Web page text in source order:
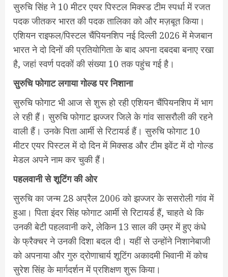
सुरुचि सिंह ने 10 मीटर एयर पिस्टल मिक्स्ड टीम स्पर्धा में रजत
पदक जीतकर भारत की पदक तालिका को और मज़बूत किया।
एशियन राइफल/पिस्टल चैंपियनशिप नई दिल्ली 2026 में मेजबान
भारत ने दो दिनों की प्रतियोगिता के बाद अपना दबदबा बनाए रखा
है, जहां स्वर्ण पदकों की संख्या 10 तक पहुंच गई है।
सुरुचि फोगाट लगाया गोल्ड पर निशाना
सुरुचि फोगाट भी आज से शुरू हो रही एशियन चैंपियनशिप में भाग
ले रही हैं। सुरुचि फोगाट झज्जर जिले के गांव सासरौली की रहने
वाली हैं। उनके पिता आर्मी से रिटायर्ड हैं। सुरुचि फोगाट 10
मीटर एयर पिस्टल में दो दिन में मिक्सड और टीम इवेंट में दो गोल्ड
मेडल अपने नाम कर चुकी हैं।
पहलवानी से शूटिंग की ओर
सुरुचि का जन्म 28 अप्रैल 2006 को झज्जर के ससरोली गांव में
हुआ। पिता इंदर सिंह फोगाट आर्मी से रिटायर्ड हैं, चाहते थे कि
उनकी बेटी पहलवानी करे, लेकिन 13 साल की उम्र में हुए कंधे
के फ्रैक्चर ने उनकी दिशा बदल दी। यहीं से उन्होंने निशानेबाजी
को अपनाया और गुरु द्रोणाचार्य शूटिंग अकादमी भिवानी में कोच
सुरेश सिंह के मार्गदर्शन में प्रशिक्षण शुरू किया।